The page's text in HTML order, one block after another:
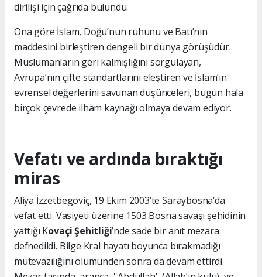
dirilişi için çağrıda bulundu.
Ona göre İslam, Doğu’nun ruhunu ve Batı’nın
maddesini birleştiren dengeli bir dünya görüşüdür.
Müslümanların geri kalmışlığını sorgulayan,
Avrupa’nın çifte standartlarını eleştiren ve İslam’ın
evrensel değerlerini savunan düşünceleri, bugün hala
birçok çevrede ilham kaynağı olmaya devam ediyor.
Vefatı ve ardında bıraktığı
miras
Aliya İzzetbegoviç, 19 Ekim 2003’te Saraybosna’da
vefat etti. Vasiyeti üzerine 1503 Bosna savaşı şehidinin
yattığı Kovaçi Şehitliği’nde sade bir anıt mezara
defnedildi. Bilge Kral hayatı boyunca bırakmadığı
mütevazılığını ölümünden sonra da devam ettirdi.